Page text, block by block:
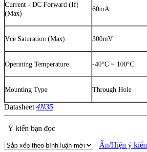
Current - DC Forward (If)
(Max)
60mA
Vce Saturation (Max) 300mV
Operating Temperature -40°C ~ 100°C
Mounting Type Through Hole
Datasheet 4N35
Ý kiến bạn đọc
Ẩn/Hiện ý kiến